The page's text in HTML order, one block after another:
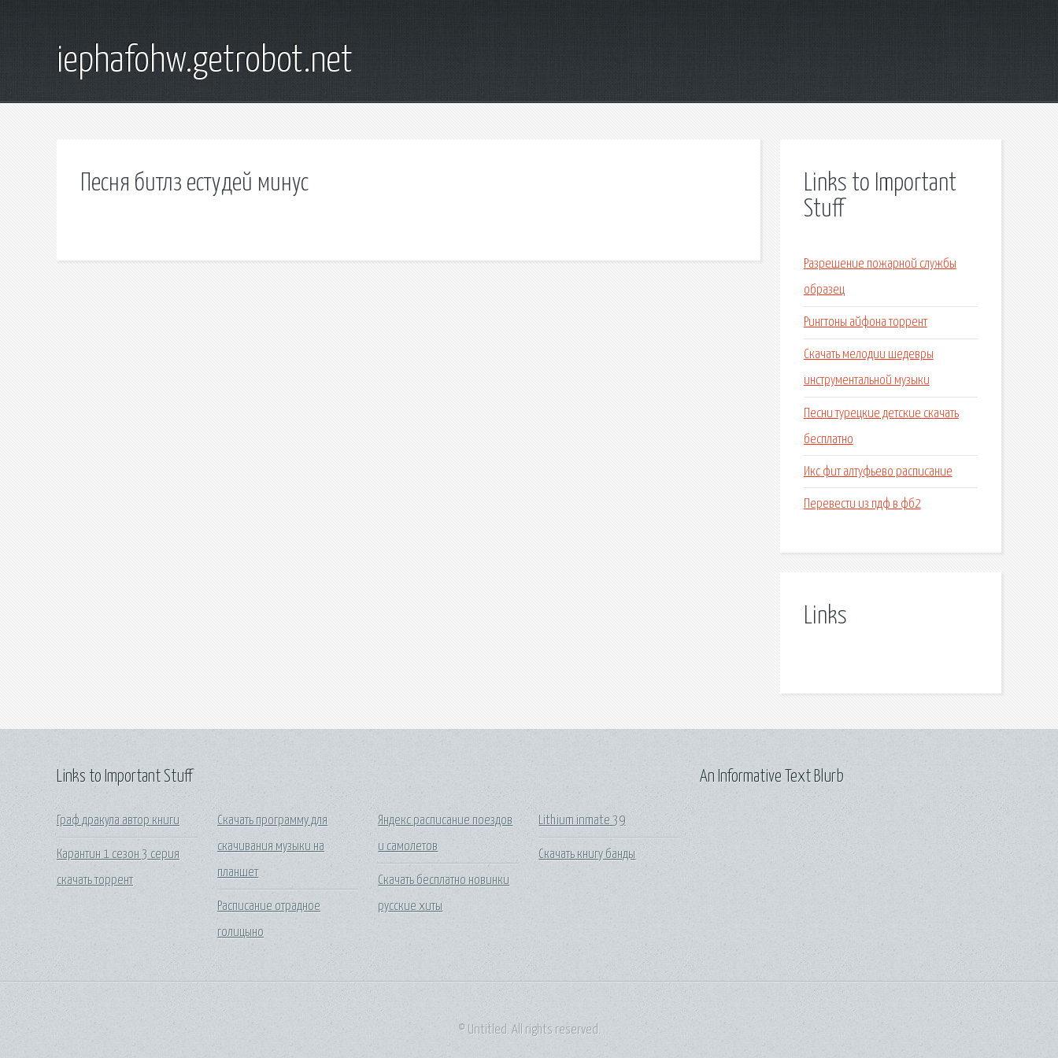
iephafohw.getrobot.net
Песня битлз естудей минус
Links to Important
Stuff
Разрешение пожарной службы
образец
Рингтоны айфона торрент
Скачать мелодии шедевры
инструментальной музыки
Песни турецкие детские скачать
бесплатно
Икс фит алтуфьево расписание
Перевести из пдф в фб2
Links
Links to Important Stuff
Граф дракула автор книги
Карантин 1 сезон 3 серия
скачать торрент
Скачать программу для
скачивания музыки на
планшет
Расписание отрадное
голицыно
Яндекс расписание поездов
и самолетов
Скачать бесплатно новинки
русские хиты
Lithium inmate 39
Скачать книгу банды
An Informative Text Blurb
© Untitled. All rights reserved.